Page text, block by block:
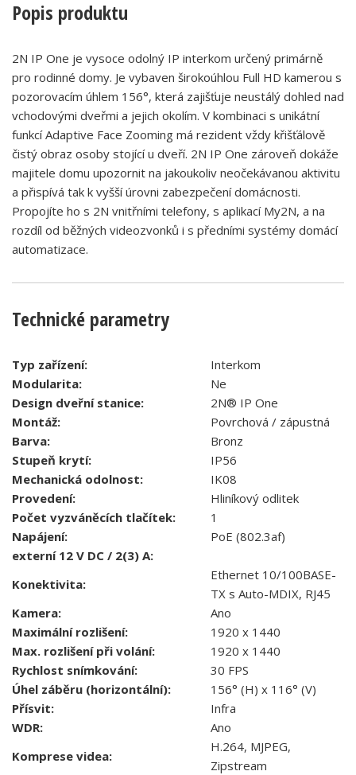
Popis produktu
2N IP One je vysoce odolný IP interkom určený primárně
pro rodinné domy. Je vybaven širokoúhlou Full HD kamerou s
pozorovacím úhlem 156°, která zajišťuje neustálý dohled nad
vchodovými dveřmi a jejich okolím. V kombinaci s unikátní
funkcí Adaptive Face Zooming má rezident vždy křišťálově
čistý obraz osoby stojící u dveří. 2N IP One zároveň dokáže
majitele domu upozornit na jakoukoliv neočekávanou aktivitu
a přispívá tak k vyšší úrovni zabezpečení domácnosti.
Propojíte ho s 2N vnitřními telefony, s aplikací My2N, a na
rozdíl od běžných videozvonků i s předními systémy domácí
automatizace.
Technické parametry
Typ zařízení:
Interkom
Modularita:
Ne
Design dveřní stanice:
2N® IP One
Montáž:
Povrchová / zápustná
Barva:
Bronz
Stupeň krytí:
IP56
Mechanická odolnost:
IK08
Provedení:
Hliníkový odlitek
Počet vyzváněcích tlačítek:
1
Napájení:
PoE (802.3af)
externí 12 V DC / 2(3) A:
Konektivita:
Ethernet 10/100BASE-
TX s Auto-MDIX, RJ45
Kamera:
Ano
Maximální rozlišení:
1920 x 1440
Max. rozlišení při volání:
1920 x 1440
Rychlost snímkování:
30 FPS
Úhel záběru (horizontální):
156° (H) x 116° (V)
Přísvit:
Infra
WDR:
Ano
Komprese videa:
H.264, MJPEG,
Zipstream